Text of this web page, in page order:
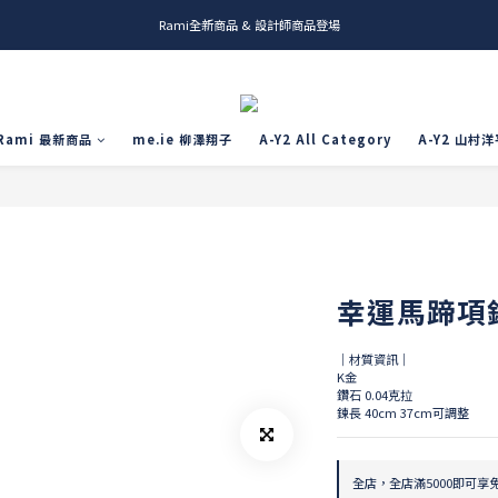
me.ie & A-Y2 新發售
Rami全新商品 & 設計師商品登場
最新商品 me.ie 柳澤翔子 A-Y2 All Category A-Y2 山村洋
幸運馬蹄項
｜材質資訊｜
K金
鑽石 0.04克拉
鍊長 40cm 37cm可調整
全店，全店滿5000即可享